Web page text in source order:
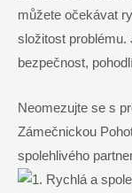
můžete očekávat
složitost
bezpečnost,
Neomezujte se s
Zámečnickou
spolehlivého